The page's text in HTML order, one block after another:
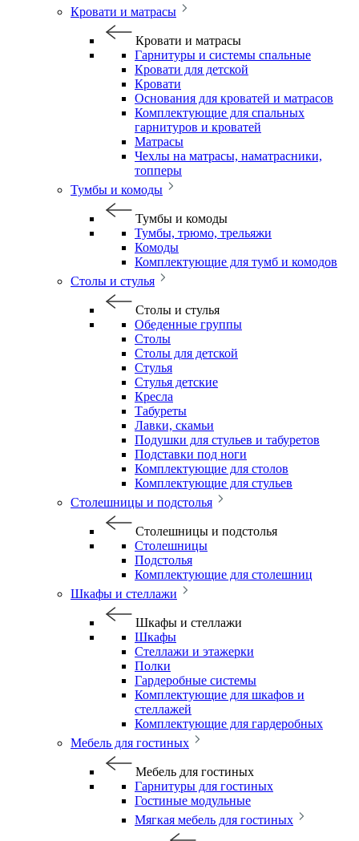
Кровати и матрасы
Кровати и матрасы
Гарнитуры и системы спальные
Кровати для детской
Кровати
Основания для кроватей и матрасов
Комплектующие для спальных
гарнитуров и кроватей
Матрасы
Чехлы на матрасы, наматрасники,
топперы
Тумбы и комоды
Тумбы и комоды
Тумбы, трюмо, трельяжи
Комоды
Комплектующие для тумб и комодов
Столы и стулья
Столы и стулья
Обеденные группы
Столы
Столы для детской
Стулья
Стулья детские
Кресла
Табуреты
Лавки, скамьи
Подушки для стульев и табуретов
Подставки под ноги
Комплектующие для столов
Комплектующие для стульев
Столешницы и подстолья
Столешницы и подстолья
Столешницы
Подстолья
Комплектующие для столешниц
Шкафы и стеллажи
Шкафы и стеллажи
Шкафы
Стеллажи и этажерки
Полки
Гардеробные системы
Комплектующие для шкафов и
стеллажей
Комплектующие для гардеробных
Мебель для гостиных
Мебель для гостиных
Гарнитуры для гостиных
Гостиные модульные
Мягкая мебель для гостиных